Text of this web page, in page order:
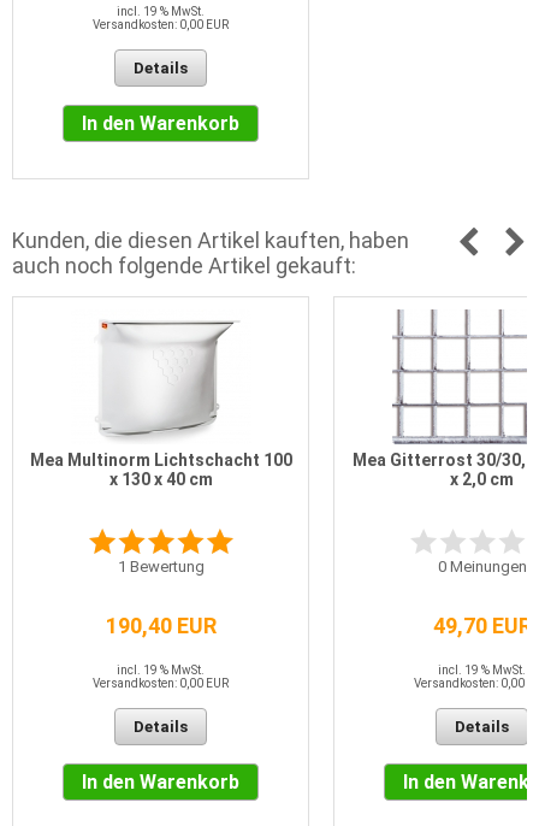
incl. 19 % MwSt.
Versandkosten: 0,00 EUR
Details
In den Warenkorb
Kunden, die diesen Artikel kauften, haben
auch noch folgende Artikel gekauft:
Mea Multinorm Lichtschacht 100
x 130 x 40 cm
1 Bewertung
190,40 EUR
incl. 19 % MwSt.
Versandkosten: 0,00 EUR
Details
In den Warenkorb
Mea Gitterrost 30/30,
x 2,0 cm
0Meinungen
49,70 EUR
incl. 19 % MwSt.
Versandkosten: 0,00
Details
In den